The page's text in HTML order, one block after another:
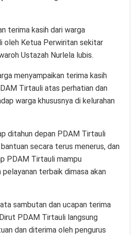
terima kasih dari warga
oleh Ketua Perwiritan sekitar
Ustazah Nurlela lubis.
menyampaikan terima kasih
Tirtauli atas perhatian dan
warga khususnya di kelurahan
ditahun depan PDAM Tirtauli
secara terus menerus, dan
PDAM Tirtauli mampu
terbaik dimasa akan
sambutan dan ucapan terima
PDAM Tirtauli langsung
dan diterima oleh pengurus